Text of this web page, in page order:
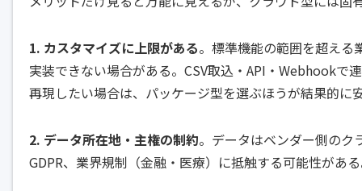
1. カスタマイズに上限がある。標準機能の範囲を超える
実装できない場合がある。 CSV取込 ・API・Webhookで
再現したい場合は、パッケージ型を選ぶほうが結果的に
2. データ所在地・主権の制約。データはベンダー側のク
GDPR、業界規制（金融・医療）に抵触する可能性があ